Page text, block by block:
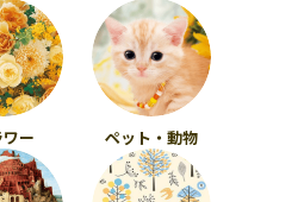
ー ペット・動物